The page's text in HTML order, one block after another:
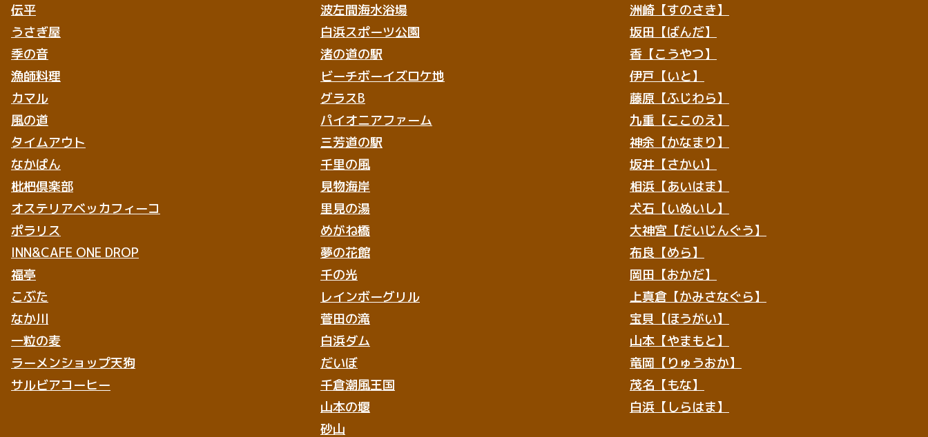
伝平
うさぎ屋
季の音
漁師料理
カマル
風の道
タイムアウト
なかぱん
枇杷倶楽部
オステリアベッカフィーコ
ポラリス
INN&CAFE ONE DROP
福亭
こぶた
なか川
一粒の麦
ラーメンショップ天狗
サルビアコーヒー
波左間海水浴場
白浜スポーツ公園
渚の道の駅
ビーチボーイズロケ地
グラスB
パイオニアファーム
三芳道の駅
千里の風
見物海岸
里見の湯
めがね橋
夢の花館
千の光
レインボーグリル
菅田の滝
白浜ダム
だいぼ
千倉潮風王国
山本の堰
砂山
洲崎【すのさき】
坂田【ばんだ】
香【こうやつ】
伊戸【いと】
藤原【ふじわら】
九重【ここのえ】
神余【かなまり】
坂井【さかい】
相浜【あいはま】
犬石【いぬいし】
大神宮【だいじんぐう】
布良【めら】
岡田【おかだ】
上真倉【かみさなぐら】
宝貝【ほうがい】
山本【やまもと】
竜岡【りゅうおか】
茂名【もな】
白浜【しらはま】